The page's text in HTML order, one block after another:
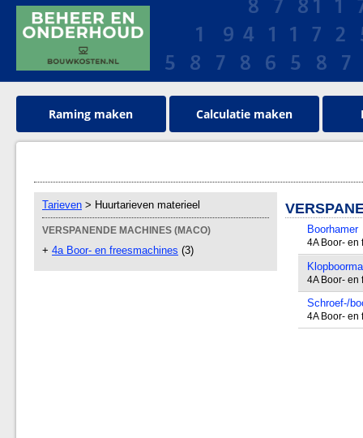
Raming maken Calculatie maken
Tarieven > Huurtarieven materieel
VERSPANENDE MACHINES (MACO)
+ 4a Boor- en freesmachines (3)
Boorhamer
4A Boor- en
4A Boor- en
Schroef-/
4A Boor- en